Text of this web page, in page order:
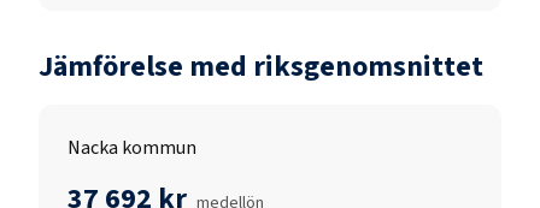
Jämförelse med riksgenomsnittet
Nacka kommun
37 692 kr medellön